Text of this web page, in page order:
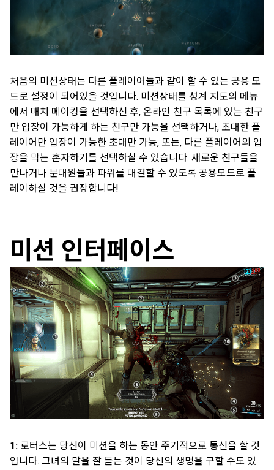
처음의 미션상태는 다른 플레이어들과 같이 할 수 있는 공용 모
드로 설정이 되어있을 것입니다. 미션상태를 성계 지도의 메뉴
에서 매치 메이킹을 선택하신 후, 온라인 친구 목록에 있는 친구
만 입장이 가능하게 하는 친구만 가능을 선택하거나, 초대한 플
레이어만 입장이 가능한 초대만 가능, 또는, 다른 플레이어의 입
장을 막는 혼자하기를 선택하실 수 있습니다. 새로운 친구들을
만나거나 분대원들과 파워를 대결할 수 있도록 공용모드로 플
레이하실 것을 권장합니다!
미션 인터페이스
1: 로터스는 당신이 미션을 하는 동안 주기적으로 통신을 할 것
입니다. 그녀의 말을 잘 듣는 것이 당신의 생명을 구할 수도 있